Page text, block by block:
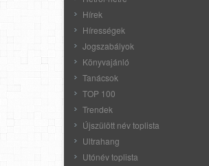
Hírek
Hírességek
Jogszabályok
Könyvajánló
Tanácsok
TOP 100
Trendek
Újszülött név toplista
Ultrahang
Utónév toplista